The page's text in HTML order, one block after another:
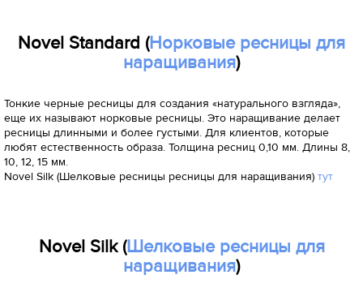
Novel Standard (Норковые ресницы для
наращивания)
Тонкие черные ресницы для создания «натурального взгляда»,
еще их называют норковые ресницы. Это наращивание делает
ресницы длинными и более густыми. Для клиентов, которые
любят естественность образа. Толщина ресниц 0,10 мм. Длины 8,
10, 12, 15 мм.
Novel Silk (Шелковые ресницы ресницы для наращивания) тут
Novel Silk (Шелковые ресницы для
наращивания)